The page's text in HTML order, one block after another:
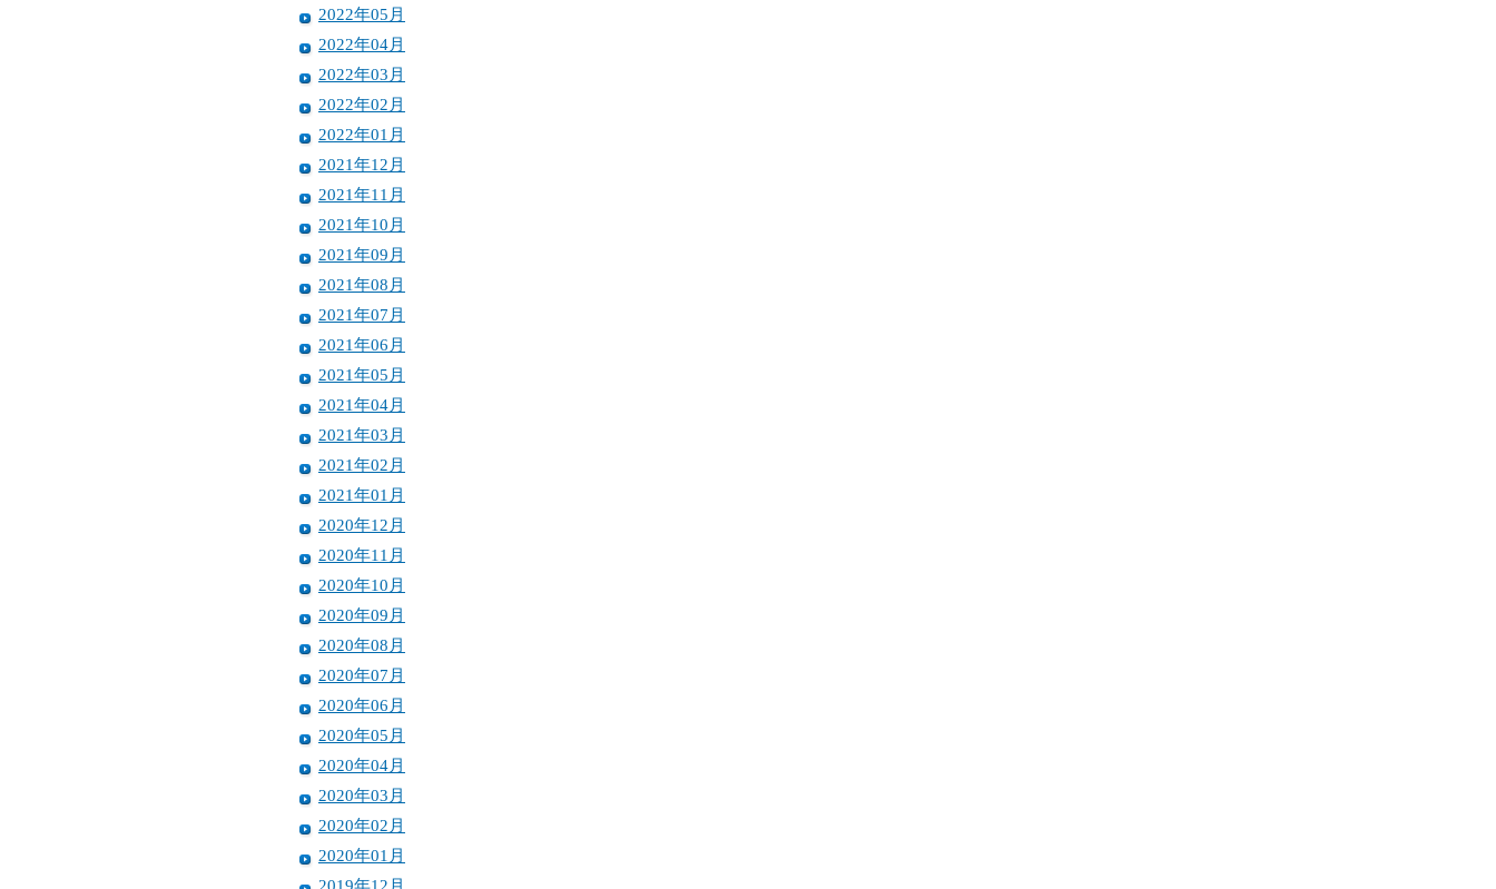
2022年05月
2022年04月
2022年03月
2022年02月
2022年01月
2021年12月
2021年11月
2021年10月
2021年09月
2021年08月
2021年07月
2021年06月
2021年05月
2021年04月
2021年03月
2021年02月
2021年01月
2020年12月
2020年11月
2020年10月
2020年09月
2020年08月
2020年07月
2020年06月
2020年05月
2020年04月
2020年03月
2020年02月
2020年01月
2019年12月